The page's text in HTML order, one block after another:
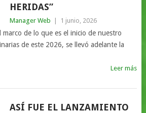
HERIDAS”
Manager Web 1 junio, 2026
marco de lo que es el inicio de nuestro
de este 2026, se llevó adelante la
Leer más
ASÍ FUE EL LANZAMIENTO